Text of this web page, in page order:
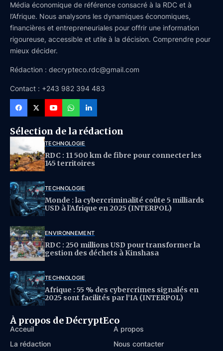
Média économique de référence consacré à la RDC et à
l’Afrique. Nous analysons les dynamiques économiques,
financières et entrepreneuriales pour offrir une information
rigoureuse, accessible et utile à la décision. Comprendre pour
mieux décider.
Rédaction : decrypteco.rdc@gmail.com
Contact : +243 982 394 483
Sélection de la rédaction
TECHNOLOGIE
RDC : 11 500 km de fibre pour connecter les
145 territoires
TECHNOLOGIE
Monde : la cybercriminalité coûte 5 milliards
USD à l’Afrique en 2025 (INTERPOL)
ENVIRONNEMENT
RDC : 250 millions USD pour transformer la
gestion des déchets à Kinshasa
TECHNOLOGIE
Afrique : 55 % des cybercrimes signalés en
2025 sont facilités par l’IA (INTERPOL)
À propos de DécryptEco
Acceuil
À propos
La rédaction
Nous contacter